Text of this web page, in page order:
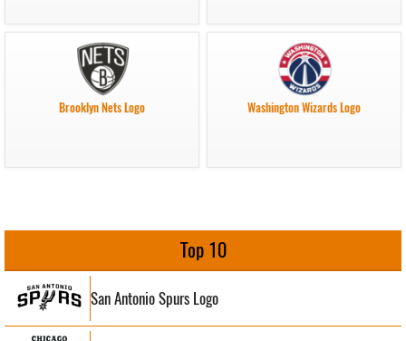
Brooklyn Nets Logo Washington Wizards Logo
Top 10
San Antonio Spurs Logo